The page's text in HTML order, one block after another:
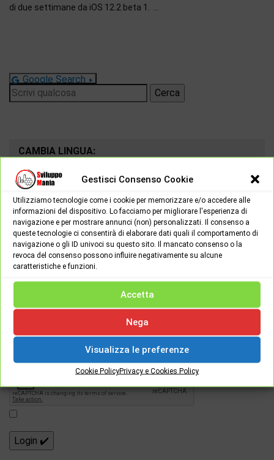
Gestisci Consenso Cookie
Utilizziamo tecnologie come i cookie per memorizzare e/o accedere alle
informazioni del dispositivo. Lo facciamo per migliorare l'esperienza di
navigazione e per mostrare annunci (non) personalizzati. Il consenso a
queste tecnologie ci consentirà di elaborare dati quali il comportamento di
navigazione o gli ID univoci su questo sito. Il mancato consenso o la
revoca del consenso possono influire negativamente su alcune
caratteristiche e funzioni.
Accetta
Nega
Visualizza le preferenze
Cookie PolicyPrivacy e Cookies Policy
di due settimane da iOS 12.2 beta 1. …
Google Search
Ricerca
per:
CAMBIA LINGUA:
Password
[apsl-login-lite login]